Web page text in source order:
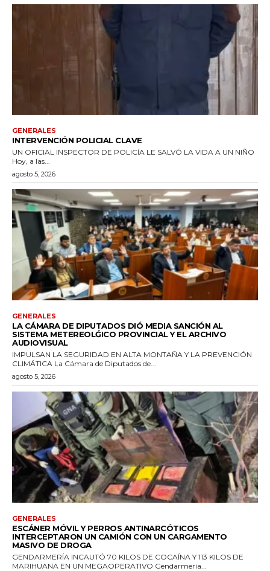
GENERALES
INTERVENCIÓN POLICIAL CLAVE
UN OFICIAL INSPECTOR DE POLICÍA LE SALVÓ LA VIDA A UN NIÑO
Hoy, a las...
agosto 5, 2026
GENERALES
LA CÁMARA DE DIPUTADOS DIÓ MEDIA SANCIÓN AL
SISTEMA METEREOLǴICO PROVINCIAL Y EL ARCHIVO
AUDIOVISUAL
IMPULSAN LA SEGURIDAD EN ALTA MONTAÑA Y LA PREVENCIÓN
CLIMÁTICA La Cámara de Diputados de...
agosto 5, 2026
GENERALES
ESCÁNER MÓVIL Y PERROS ANTINARCÓTICOS
INTERCEPTARON UN CAMIÓN CON UN CARGAMENTO
MASIVO DE DROGA
GENDARMERÍA INCAUTÓ 70 KILOS DE COCAÍNA Y 113 KILOS DE
MARIHUANA EN UN MEGAOPERATIVO Gendarmería...